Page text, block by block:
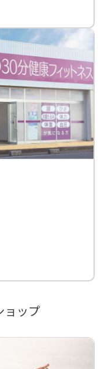
ョップ